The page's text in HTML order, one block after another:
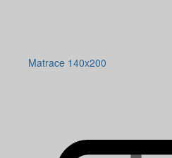
Matrace 140x200